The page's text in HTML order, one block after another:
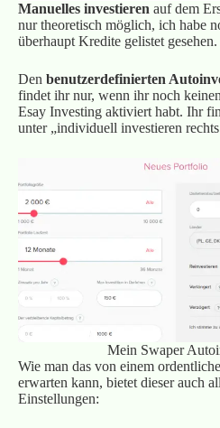
Manuelles investierenauf dem
nur theoretisch möglich, ich habe
überhaupt Kredite gelistet gesehen.
Den benutzerdefinierten
findet ihr nur, wenn ihr noch
Esay Investing aktiviert habt. Ihr
unter „individuell investieren
Mein Swaper
Wie man das von einem
erwarten kann, bietet dieser auch
Einstellungen: